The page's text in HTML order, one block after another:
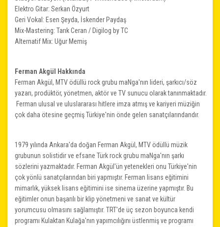
Elektro Gitar: Serkan Özyurt
Geri Vokal: Esen Şeyda, İskender Paydaş
Mix-Mastering: Tarık Ceran / Digilog by TC
Alternatif Mix: Uğur Memiş
Ferman Akgül Hakkında
Ferman Akgül, MTV ödüllü rock grubu maNga'nın lideri, şarkıcı/söz
yazarı, prodüktör, yönetmen, aktör ve TV sunucu olarak tanınmaktadır.
Ferman ulusal ve uluslararası hitlere imza atmış ve kariyeri müziğin
çok daha ötesine geçmiş Türkiye'nin önde gelen sanatçılarındandır.
1979 yılında Ankara'da doğan Ferman Akgül, MTV ödüllü müzik
grubunun solistidir ve efsane Türk rock grubu maNga'nın şarkı
sözlerini yazmaktadır. Ferman Akgül'ün yetenekleri onu Türkiye'nin
çok yönlü sanatçılarından biri yapmıştır. Ferman lisans eğitimini
mimarlık, yüksek lisans eğitimini ise sinema üzerine yapmıştır. Bu
eğitimler onun başarılı bir klip yönetmeni ve sanat ve kültür
yorumcusu olmasını sağlamıştır. TRT'de üç sezon boyunca kendi
programı Kulaktan Kulağa'nın yapımcılığını üstlenmiş ve programı